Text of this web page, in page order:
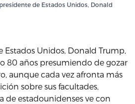
de Estados Unidos, Donald
Estados Unidos, Donald Trump,
80 años presumiendo de gozar
aunque cada vez afronta más
sobre sus facultades,
de estadounidenses ve con